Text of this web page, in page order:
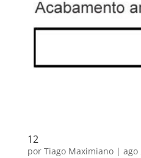
12
por Tiago Maximiano| ago